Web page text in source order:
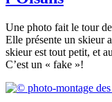
Une photo fait le tour
Elle présente un skieur
skieur est tout petit, et
C’est un « fake »!